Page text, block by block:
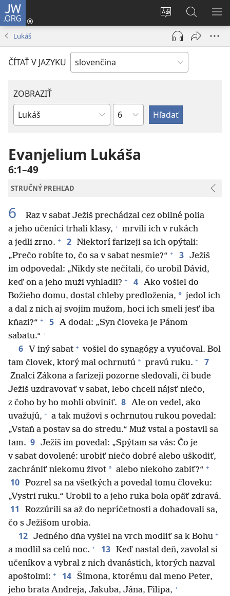
JW.ORG
Zmeniť
jazyk
stránky
Prihlásiť
sa
(otvorí
okno)
na
JW.ORG
Lukáš
ČÍTAŤ V JAZYKU
ZOBRAZIŤ
Biblická
Kapitola
Evanjelium Lukáša
6:1–49
STRUČNÝ PREHĽAD
6
Raz v sabat Ježiš prechádzal cez obilné polia
a jeho učeníci trhali klasy, + mrvili ich v rukách
a jedli zrno. + 2 Niektorí farizeji sa ich opýtali:
„Prečo robíte to, čo sa v sabat nesmie?“ + 3 Ježiš
im odpovedal: „Nikdy ste nečítali, čo urobil Dávid,
keď on a jeho muži vyhladli? + 4 Ako vošiel do
Božieho domu, dostal chleby predloženia, * jedol ich
a dal z nich aj svojim mužom, hoci ich smeli jesť iba
kňazi?“ + 5 A dodal: „Syn človeka je Pánom
sabatu.“ +
6 V iný sabat + vošiel do synagógy a vyučoval. Bol
tam človek, ktorý mal ochrnutú * pravú ruku. + 7
Znalci Zákona a farizeji pozorne sledovali, či bude
Ježiš uzdravovať v sabat, lebo chceli nájsť niečo,
z čoho by ho mohli obviniť. 8 Ale on vedel, ako
uvažujú, + a tak mužovi s ochrnutou rukou povedal:
„Vstaň a postav sa do stredu.“ Muž vstal a postavil sa
tam. 9 Ježiš im povedal: „Spýtam sa vás: Čo je
v sabat dovolené: urobiť niečo dobré alebo uškodiť,
zachrániť niekomu život * alebo niekoho zabiť?“ +
10 Pozrel sa na všetkých a povedal tomu človeku:
„Vystri ruku.“ Urobil to a jeho ruka bola opäť zdravá.
11
Rozzúrili sa až do nepríčetnosti a dohadovali sa,
čo s Ježišom urobia.
12 Jedného dňa vyšiel na vrch modliť sa k Bohu +
a modlil sa celú noc. + 13 Keď nastal deň, zavolal si
učeníkov a vybral z nich dvanástich, ktorých nazval
apoštolmi: + 14 Šimona, ktorému dal meno Peter,
jeho brata Andreja, Jakuba, Jána, Filipa, +